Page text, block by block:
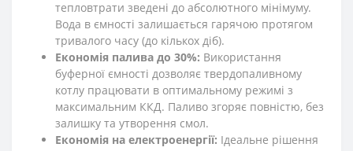
тепловтрати зведені до абсолютного мінімуму.
Вода в ємності залишається гарячою протягом
тривалого часу (до кількох діб).
Економія палива до 30%: Використання
буферної ємності дозволяє твердопаливному
котлу працювати в оптимальному режимі з
максимальним ККД. Паливо згоряє повністю, без
залишку та утворення смол.
Економія на електроенергії: Ідеальне рішення